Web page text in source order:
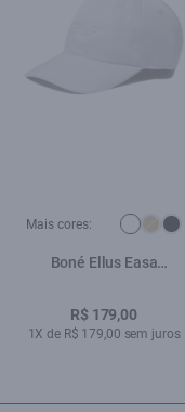
Mais cores:
Boné Ellus Easa
R$ 179,00
1X de R$ 179,00 sem juros